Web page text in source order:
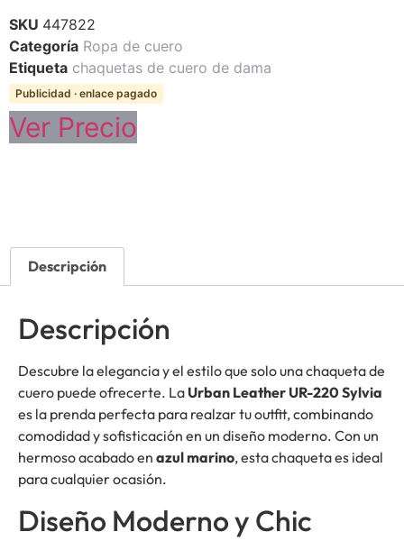
SKU 447822
Categoría Ropa de cuero
Etiqueta chaquetas de cuero de dama
Publicidad · enlace pagado
Ver Precio
Descripción
Descripción
Descubre la elegancia y el estilo que solo una chaqueta de
cuero puede ofrecerte. La Urban Leather UR-220 Sylvia
es la prenda perfecta para realzar tu outfit, combinando
comodidad y sofisticación en un diseño moderno. Con un
hermoso acabado en azul marino, esta chaqueta es ideal
para cualquier ocasión.
Diseño Moderno y Chic